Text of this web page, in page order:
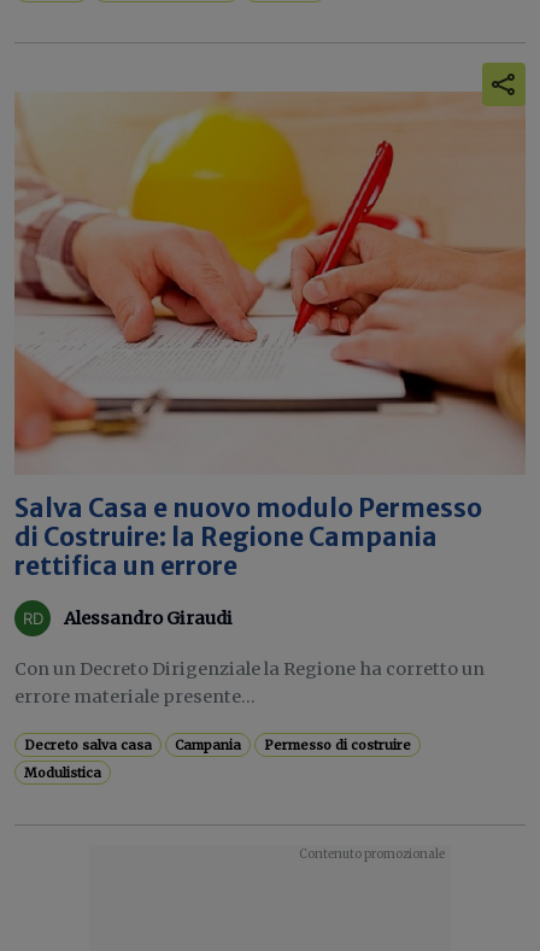
Salva Casa e nuovo modulo Permesso
di Costruire: la Regione Campania
rettifica un errore
Alessandro Giraudi
Con un Decreto Dirigenziale la Regione ha corretto un
errore materiale presente...
Decreto salva casa Campania
Permesso di costruire
Modulistica